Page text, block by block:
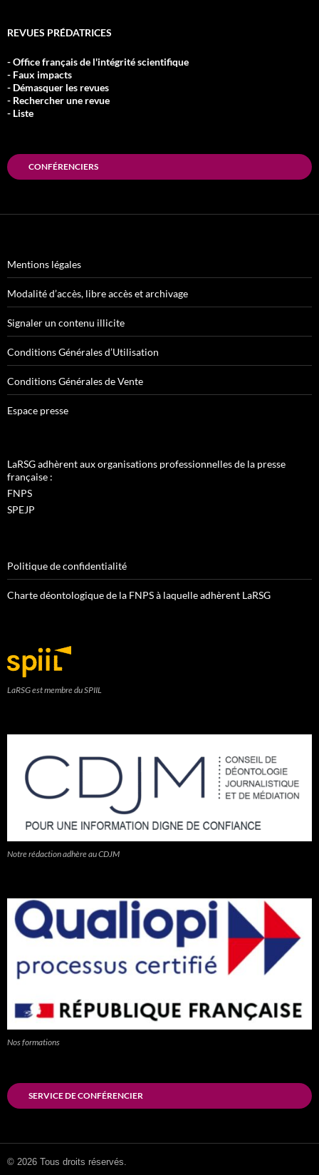
REVUES PRÉDATRICES
- Office français de l'intégrité scientifique
- Faux impacts
- Démasquer les revues
- Rechercher une revue
- Liste
CONFÉRENCIERS
Mentions légales
Modalité d’accès, libre accès et archivage
Signaler un contenu illicite
Conditions Générales d’Utilisation
Conditions Générales de Vente
Espace presse
LaRSG adhèrent aux organisations professionnelles de la presse
française :
FNPS
SPEJP
Politique de confidentialité
Charte déontologique de la FNPS à laquelle adhèrent LaRSG
LaRSG est membre du SPIIL
Notre rédaction adhère au CDJM
Nos formations
SERVICE DE CONFÉRENCIER
© 2026 Tous droits réservés.